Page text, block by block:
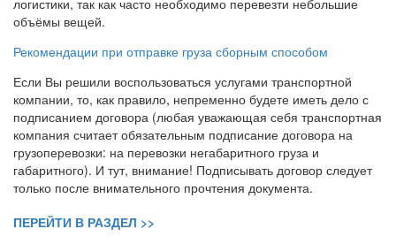
логистики, так как часто необходимо перевезти небольшие
объёмы вещей.
Рекомендации при отправке груза сборным способом
Если Вы решили воспользоваться услугами транспортной
компании, то, как правило, непременно будете иметь дело с
подписанием договора (любая уважающая себя транспортная
компания считает обязательным подписание договора на
грузоперевозки: на перевозки негабаритного груза и
габаритного). И тут, внимание! Подписывать договор следует
только после внимательного прочтения документа.
ПЕРЕЙТИ В РАЗДЕЛ >>